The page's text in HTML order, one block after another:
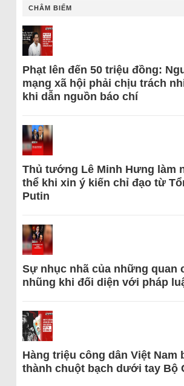
CHÂM BIẾM
Phạt lên đến 50 triệu đồng:
mạng xã hội phải chịu trách
khi dẫn nguồn báo chí
Thủ tướng Lê Minh Hưng làm
thể khi xin ý kiến chỉ đạo từ
Putin
Sự nhục nhã của những quan
nhũng khi đối diện với pháp
Hàng triệu công dân Việt Nam
thành chuột bạch dưới tay Bộ